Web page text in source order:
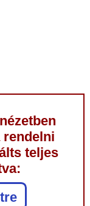
rendelni
teljes